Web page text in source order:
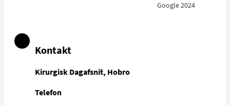
Google 2024
Kontakt
Kirurgisk Dagafsnit, Hobro
Telefon